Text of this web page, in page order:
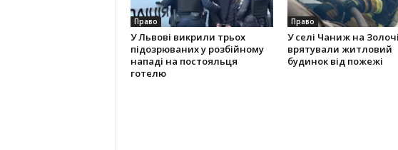
Право
У Львові викрили трьох
підозрюваних у розбійному
нападі на постояльця
готелю
Право
У селі Чаниж на
врятували житловий
будинок від пожежі